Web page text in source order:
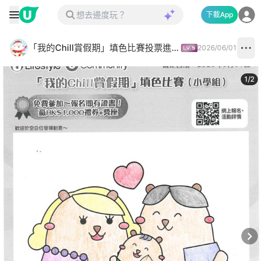
下載App
「我的Chill賞假期」填色比賽投票進行中✅ 2026/06/01
1/2